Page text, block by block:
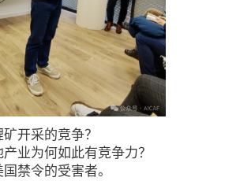
开采的竞争？
业为何如此有竞争力？
禁令的受害者。